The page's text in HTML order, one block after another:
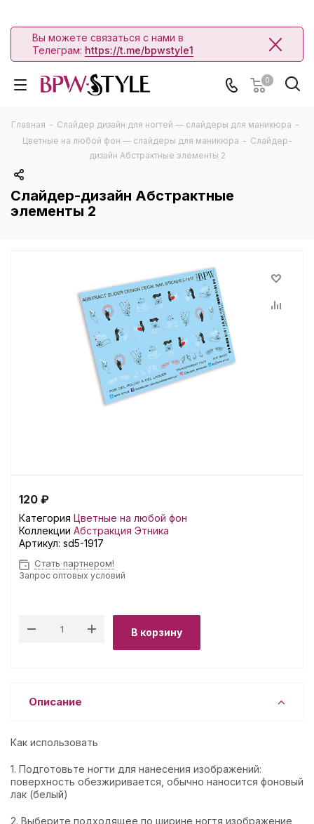
Вы можете связаться с нами в
Телеграм: https://t.me/bpwstyle1
0
Главная - Слайдер дизайн для ногтей — слайдеры для маникюра -
Цветные на любой фон — слайдеры для маникюра - Слайдер-
дизайн Абстрактные элементы 2
Слайдер-дизайн Абстрактные
элементы 2
120 ₽
Категория Цветные на любой фон
Коллекции Абстракция Этника
Артикул: sd5-1917
Стать партнером!
Запрос оптовых условий
В корзину
Описание
Как использовать
1. Подготовьте ногти для нанесения изображений:
поверхность обезжиривается, обычно наносится фоновый
лак (белый)
2. Выберите подходящее по ширине ногтя изображение